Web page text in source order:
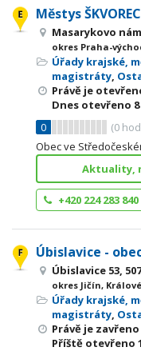
Městys ŠKVOREC
Masarykovo
okres Praha-
Úřady krajské,
magistráty,
Právě je
Dnes otevřeno
0
(0
Obec ve
Aktuality,
+420 224 283 840
Úbislavice -
Úbislavice 53,
okres Jičín,
Úřady krajské,
magistráty,
Právě je zavřeno
Příště otevřeno